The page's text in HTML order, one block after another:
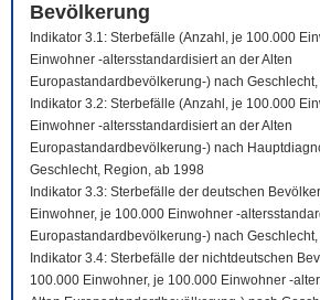
Bevölkerung
Indikator 3.1: Sterbefälle (Anzahl, je 100.000
Einwohner -altersstandardisiert an der Alten
Europastandardbevölkerung-) nach
Indikator 3.2: Sterbefälle (Anzahl, je 100.000
Einwohner -altersstandardisiert an der Alten
Europastandardbevölkerung-) nach
Geschlecht, Region, ab 1998
Indikator 3.3: Sterbefälle der deutschen
Einwohner, je 100.000 Einwohner -
Europastandardbevölkerung-) nach
Indikator 3.4: Sterbefälle der nichtdeutschen
100.000 Einwohner, je 100.000 Einwohner -